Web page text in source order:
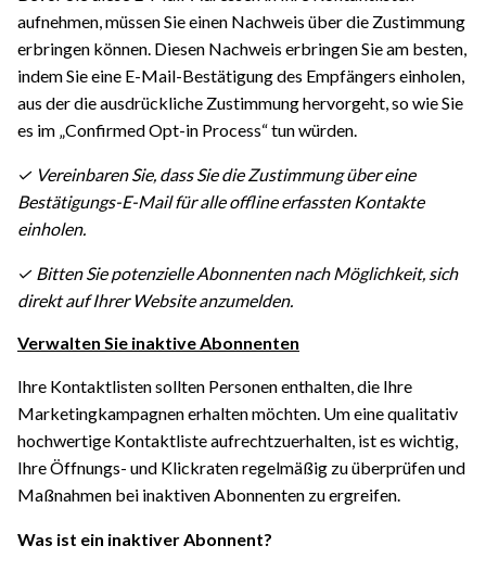
aufnehmen, müssen Sie einen Nachweis über die Zustimmung
erbringen können. Diesen Nachweis erbringen Sie am besten,
indem Sie eine E-Mail-Bestätigung des Empfängers einholen,
aus der die ausdrückliche Zustimmung hervorgeht, so wie Sie
es im „Confirmed Opt-in Process“ tun würden.
✓ Vereinbaren Sie, dass Sie die Zustimmung über eine
Bestätigungs-E-Mail für alle offline erfassten Kontakte
einholen.
✓ Bitten Sie potenzielle Abonnenten nach Möglichkeit, sich
direkt auf Ihrer Website anzumelden.
Verwalten Sie inaktive Abonnenten
Ihre Kontaktlisten sollten Personen enthalten, die Ihre
Marketingkampagnen erhalten möchten. Um eine qualitativ
hochwertige Kontaktliste aufrechtzuerhalten, ist es wichtig,
Ihre Öffnungs- und Klickraten regelmäßig zu überprüfen und
Maßnahmen bei inaktiven Abonnenten zu ergreifen.
Was ist ein inaktiver Abonnent?